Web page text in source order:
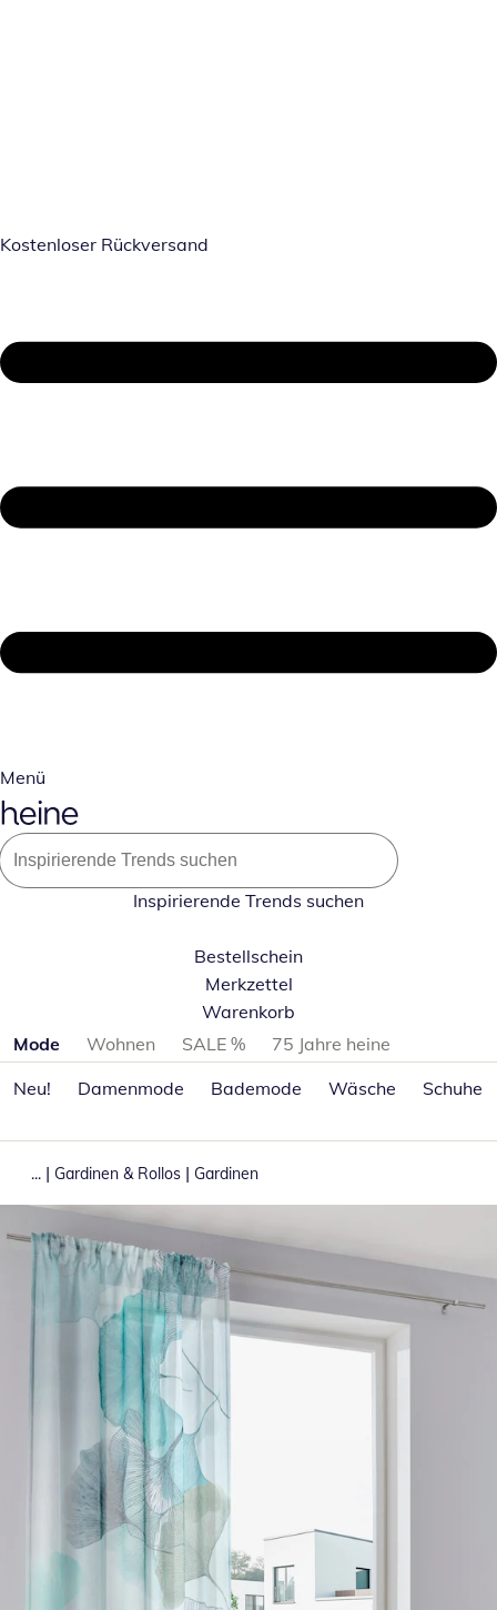
Kostenloser Rückversand
Menü
Inspirierende Trends suchen
Bestellschein
Merkzettel
Warenkorb
Produktkategorien überspringen
Mode Wohnen SALE %
75 Jahre heine
Neu!
Damenmode Bademode Wäsche Schuhe
... | Gardinen & Rollos | Gardinen